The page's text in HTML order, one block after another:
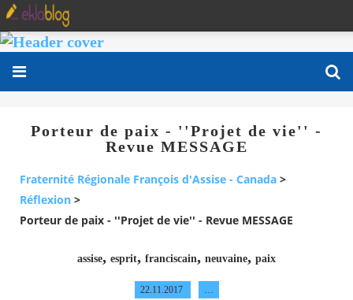
Porteur de paix - ''Projet de vie'' -
Revue MESSAGE
Fraternité Régionale François d'Assise - Canada >
Réflexion >
Porteur de paix - ''Projet de vie'' - Revue MESSAGE
assise, esprit, franciscain, neuvaine, paix
22.11.2017